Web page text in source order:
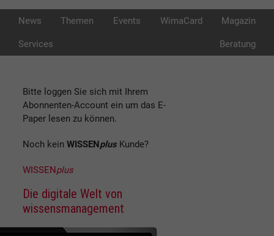
News Themen Events WimaCard Magazin
Services Beratung
Bitte loggen Sie sich mit Ihrem
Abonnenten-Account ein um das E-
Paper lesen zu können.
Noch kein WISSENplus Kunde?
WISSENplus
Die digitale Welt von
wissensmanagement